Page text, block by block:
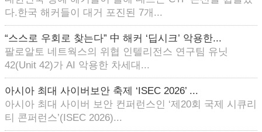
다.한국 해커들이 대거 포진된 7개...
“스스로 우회로 찾는다” 中 해커 ‘딥시크’ 악용한...
팔로알토 네트웍스의 위협 인텔리전스 연구팀 유닛
42(Unit 42)가 AI 악용한 차세대...
아시아 최대 사이버보안 축제 ‘ISEC 2026’ ...
아시아 최대 사이버 보안 컨퍼런스인 ‘제20회 국제 시큐리
티 콘퍼런스’(ISEC 2026)...